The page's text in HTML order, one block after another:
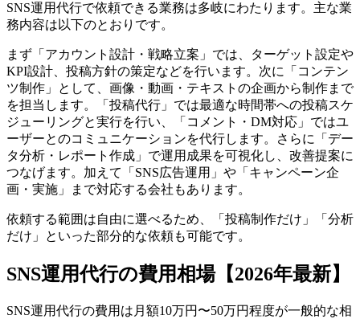
SNS運用代行で依頼できる業務は多岐にわたります。主な業
務内容は以下のとおりです。
まず「アカウント設計・戦略立案」では、ターゲット設定や
KPI設計、投稿方針の策定などを行います。次に「コンテン
ツ制作」として、画像・動画・テキストの企画から制作まで
を担当します。「投稿代行」では最適な時間帯への投稿スケ
ジューリングと実行を行い、「コメント・DM対応」ではユ
ーザーとのコミュニケーションを代行します。さらに「デー
タ分析・レポート作成」で運用成果を可視化し、改善提案に
つなげます。加えて「SNS広告運用」や「キャンペーン企
画・実施」まで対応する会社もあります。
依頼する範囲は自由に選べるため、「投稿制作だけ」「分析
だけ」といった部分的な依頼も可能です。
SNS運用代行の費用相場【2026年最新】
SNS運用代行の費用は月額10万円〜50万円程度が一般的な相